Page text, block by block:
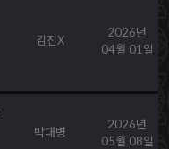
김진X
2026년
04월 01일
박대병
2026년
05월 08일